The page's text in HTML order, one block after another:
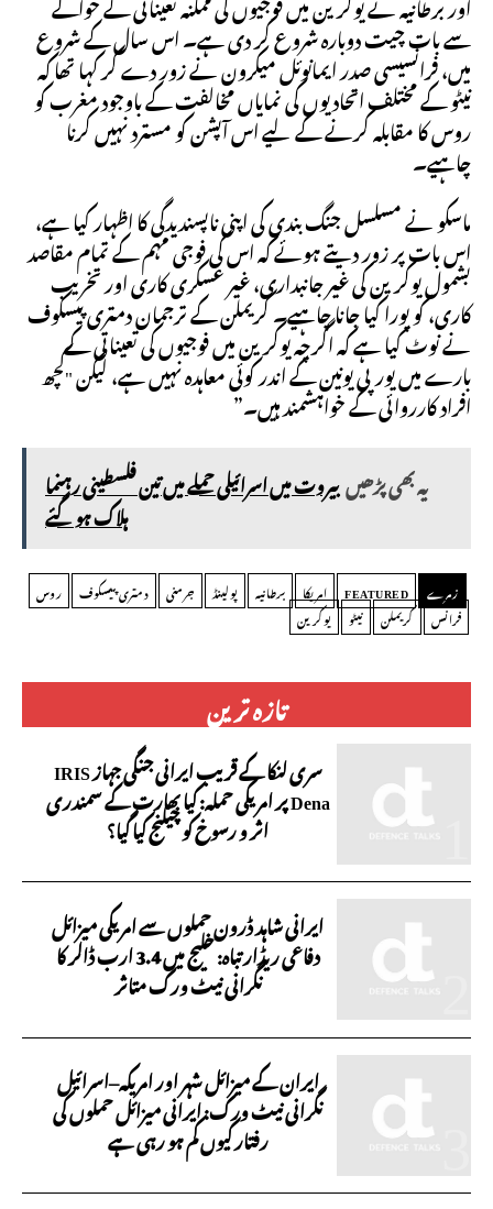
تازہ ترین
سری لنکا کے قریب ایرانی جنگی جہاز IRIS
Dena پر امریکی حملہ: کیا بھارت کے سمندری
اثر و رسوخ کو چیلنج کیا گیا؟
ایرانی شاہد ڈرون حملوں سے امریکی میزائل
دفاعی ریڈار تباہ: خلیج میں 3.4 ارب ڈالر کا
نگرانی نیٹ ورک متاثر
ایران کے میزائل شہر اور امریکہ–اسرائیل
نگرانی نیٹ ورک: ایرانی میزائل حملوں کی
رفتار کیوں کم ہو رہی ہے
سے بات چیت دوبارہ شروع کر دی ہے۔ اس سال کے شروع
میں، فرانسیسی صدر ایمانوئل میکرون نے زور دے کر کہا تھا کہ
نیٹو کے مختلف اتحادیوں کی نمایاں مخالفت کے باوجود مغرب کو
روس کا مقابلہ کرنے کے لیے اس آپشن کو مسترد نہیں کرنا
چاہیے۔
ماسکو نے مسلسل جنگ بندی کی اپنی ناپسندیدگی کا اظہار کیا ہے،
اس بات پر زور دیتے ہوئے کہ اس کی فوجی مہم کے تمام مقاصد
بشمول یوکرین کی غیر جانبداری، غیر عسکری کاری اور تخریب
کاری، کو پورا کیا جانا چاہیے۔ کریملن کے ترجمان دمتری پیسکوف
نے نوٹ کیا ہے کہ اگرچہ یوکرین میں فوجیوں کی تعیناتی کے
بارے میں یورپی یونین کے اندر کوئی معاہدہ نہیں ہے، لیکن "کچھ
افراد کارروائی کے خواہشمند ہیں۔”
یہ بھی پڑھیںبیروت میں اسرائیلی حملے میں تین فلسطینی رہنما
ہلاک ہو گئے
زمرے FEATURED امریکا برطانیہ پولینڈ جرمنی دمتری پیسکوف
روس
فرانس
کریملن نیٹو یوکرین